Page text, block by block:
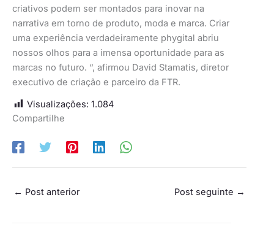
criativos podem ser montados para inovar na
narrativa em torno de produto, moda e marca. Criar
uma experiência verdadeiramente phygital abriu
nossos olhos para a imensa oportunidade para as
marcas no futuro. “, afirmou David Stamatis, diretor
executivo de criação e parceiro da FTR.
Visualizações: 1.084
Compartilhe
← Post anterior Post seguinte →